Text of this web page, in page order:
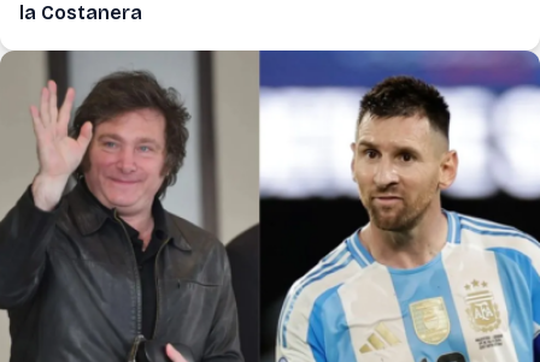
la Costanera